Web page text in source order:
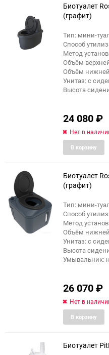
еще 1 фото
Биотуалет
(графит)
Тип: мини-
Способ
Метод
Объём
Объём
Унитаз: с
Высота
24 080₽
Нет в
В корзину
еще 12 фото
Биотуалет
(графит)
Тип: мини-
Способ
Метод
Объём
Унитаз: с
Высота
Умывальник:
26 070₽
Нет в
В корзину
Биотуалет